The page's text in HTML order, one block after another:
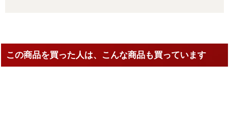
この商品を買った人は、こんな商品も買っています